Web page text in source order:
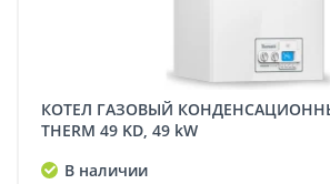
КОТЕЛ ГАЗОВЫЙ КОНДЕНСАЦИОННЫЙ THERMONA
THERM 49 KD, 49 kW
В наличии